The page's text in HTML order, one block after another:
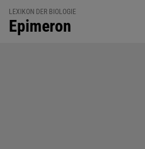
LEXIKON DER BIOLOGIE
:
Epimeron